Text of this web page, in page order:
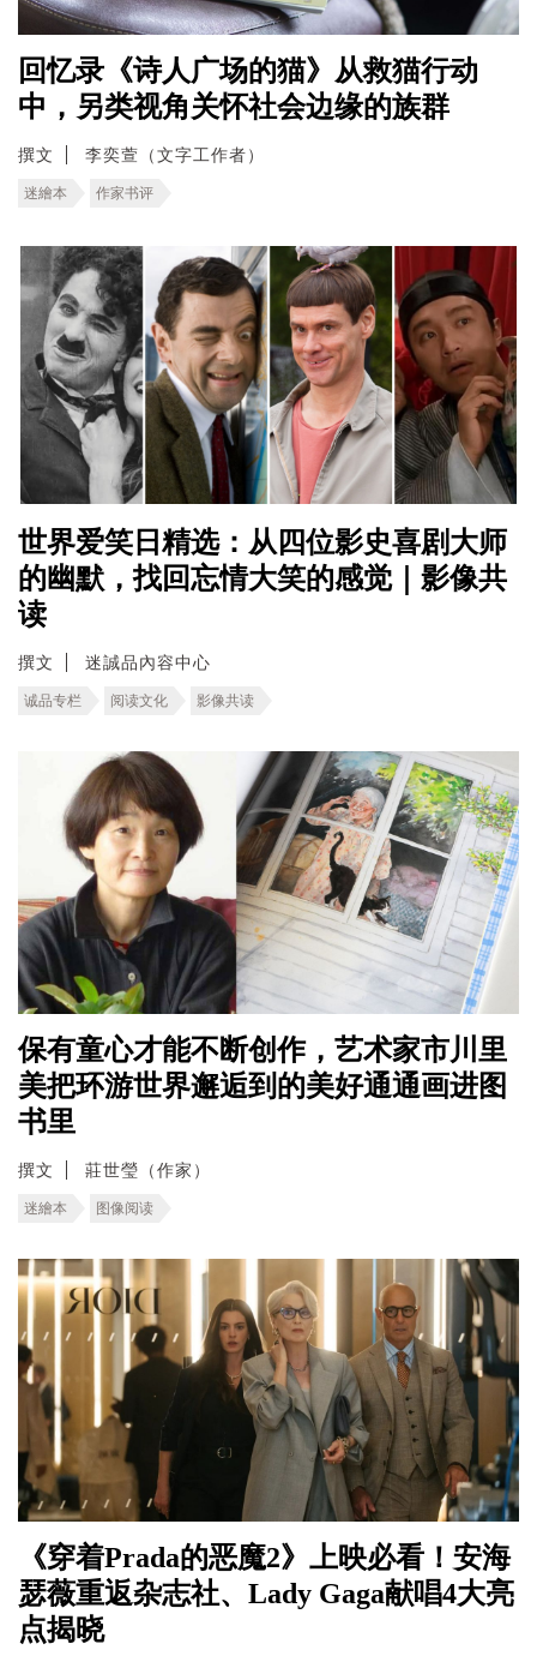
回忆录《诗人广场的猫》从救猫行动
中，另类视角关怀社会边缘的族群
撰文 李奕萱（文字工作者）
迷繪本 作家书评
世界爱笑日精选：从四位影史喜剧大师
的幽默，找回忘情大笑的感觉｜影像共
读
撰文 迷誠品內容中心
诚品专栏 阅读文化 影像共读
保有童心才能不断创作，艺术家市川里
美把环游世界邂逅到的美好通通画进图
书里
撰文 莊世瑩（作家）
迷繪本 图像阅读
《穿着Prada的恶魔2》上映必看！安海
瑟薇重返杂志社、Lady Gaga献唱4大亮
点揭晓